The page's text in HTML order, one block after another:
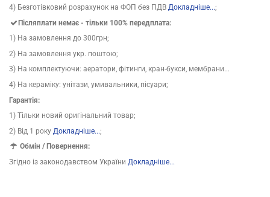
4) Безготівковий розрахунок на ФОП без ПДВ Докладніше...;
Післяплати немає - тільки 100% передплата:
1) На замовлення до 300грн;
2) На замовлення укр. поштою;
3) На комплектуючи: аератори, фітинги, кран-букси, мембрани...
4) На кераміку: унітази, умивальники, пісуари;
Гарантія:
1) Тільки новий оригінальний товар;
2) Від 1 року Докладніше...;
Обмін / Повернення:
Згідно із законодавством України Докладніше...